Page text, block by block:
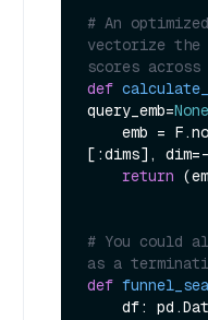
# An
vectorize
scores
def
query_emb=None
emb =
[:dims], dim=-
return
# You could
as a
def